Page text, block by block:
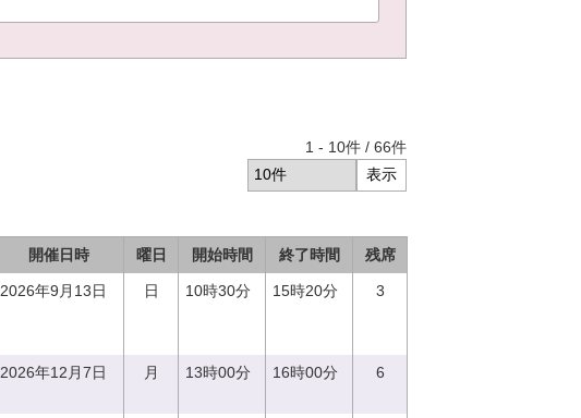
1 - 10件 / 66件
開催日時 曜日 開始時間 終了時間 残席
2026年9月13日 日 10時30分 15時20分 3
2026年12月7日 月 13時00分 16時00分 6